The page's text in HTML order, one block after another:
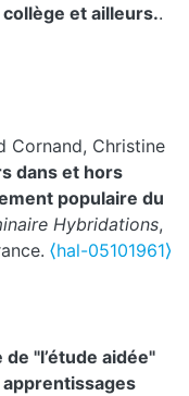
et ailleurs..
Cornand, Christine
dans et hors
populaire du
Hybridations,
⟨hal-05101961⟩
"l’étude aidée"
apprentissages